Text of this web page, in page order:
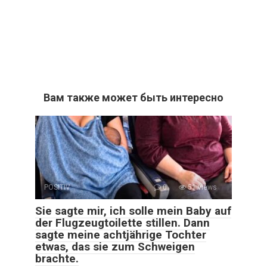
Вам также может быть интересно
POSITIV 0 51 views
Sie sagte mir, ich solle mein Baby auf
der Flugzeugtoilette stillen. Dann
sagte meine achtjährige Tochter
etwas, das sie zum Schweigen
brachte.